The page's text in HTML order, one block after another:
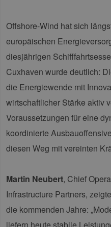
Offshore-Wind hat sich
europäischen
diesjährigen
Cuxhaven wurde deutlich:
die Energiewende mit
wirtschaftlicher Stärke aktiv
Voraussetzungen für eine
koordinierte
diesen Weg mit vereinten
Martin Neubert, Chief
Infrastructure Partners,
die kommenden Jahre: